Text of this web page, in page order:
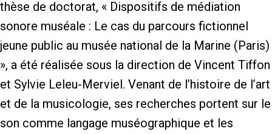
thèse de doctorat, « Dispositifs de médiation
sonore muséale : Le cas du parcours fictionnel
jeune public au musée national de la Marine (Paris)
», a été réalisée sous la direction de Vincent Tiffon
et Sylvie Leleu-Merviel. Venant de l’histoire de l’art
et de la musicologie, ses recherches portent sur le
son comme langage muséographique et les